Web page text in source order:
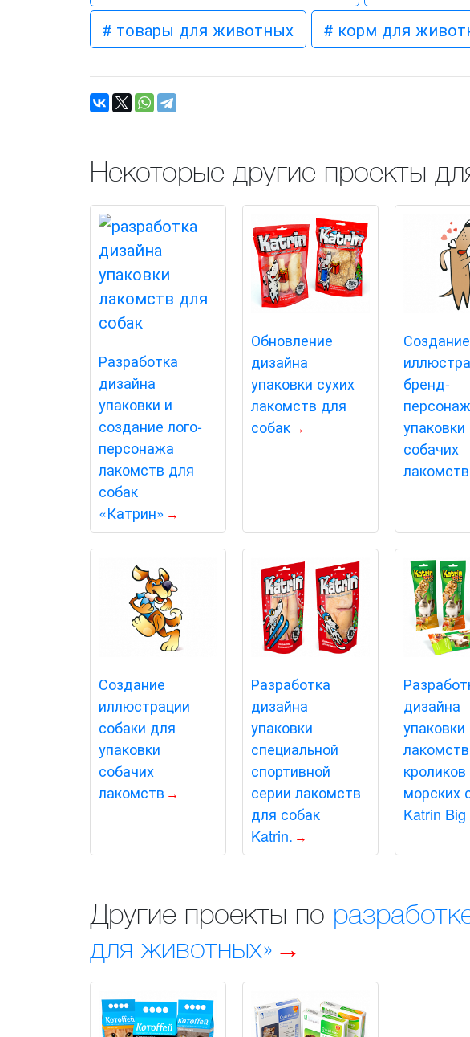
# товары для животных
# корм для
Некоторые другие проекты
Разработка
дизайна
упаковки и
создание лого-
персонажа
лакомств для
собак
«Катрин»
Обновление
дизайна
упаковки сухих
лакомств для
собак
Создание
бренд-
упаковки
собачих
лакомств
Создание
иллюстрации
собаки для
упаковки
собачих
лакомств
Разработка
дизайна
упаковки
специальной
спортивной
серии лакомств
для собак
Katrin.
дизайна
упаковки
кроликов
морских
Katrin
Другие проекты по
для животных»